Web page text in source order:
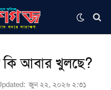
কি আবার খুলছে?
জুন ২২, ২০২৬ ২:৩১